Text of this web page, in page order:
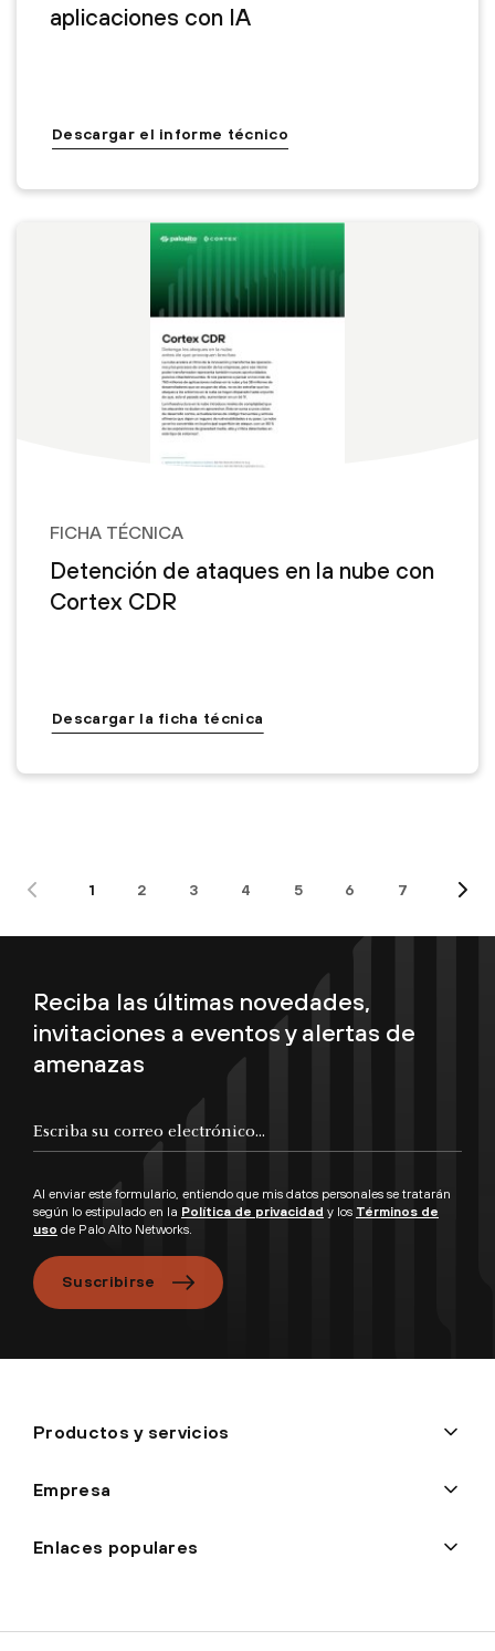
aplicaciones con IA
Descargar el informe técnico
FICHA TÉCNICA
Detención de ataques en la nube con
Cortex CDR
Descargar la ficha técnica
1 2 3 4 5 6 7
Reciba las últimas novedades,
invitaciones a eventos y alertas de
amenazas
Al enviar este formulario, entiendo que mis datos personales se tratarán
según lo estipulado en la Política de privacidad y los Términos de
uso de Palo Alto Networks.
Suscribirse
Productos y servicios
Empresa
Enlaces populares